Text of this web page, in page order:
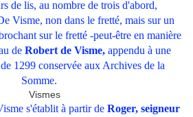
de lis, au nombre de trois d'abord,
Visme, non dans le fretté, mais sur un
sur le fretté -peut-être en manière
de Robert de Visme, appendu à une
1299 conservée aux Archives de la
Somme.
s'établit à partir deRoger, seigneur